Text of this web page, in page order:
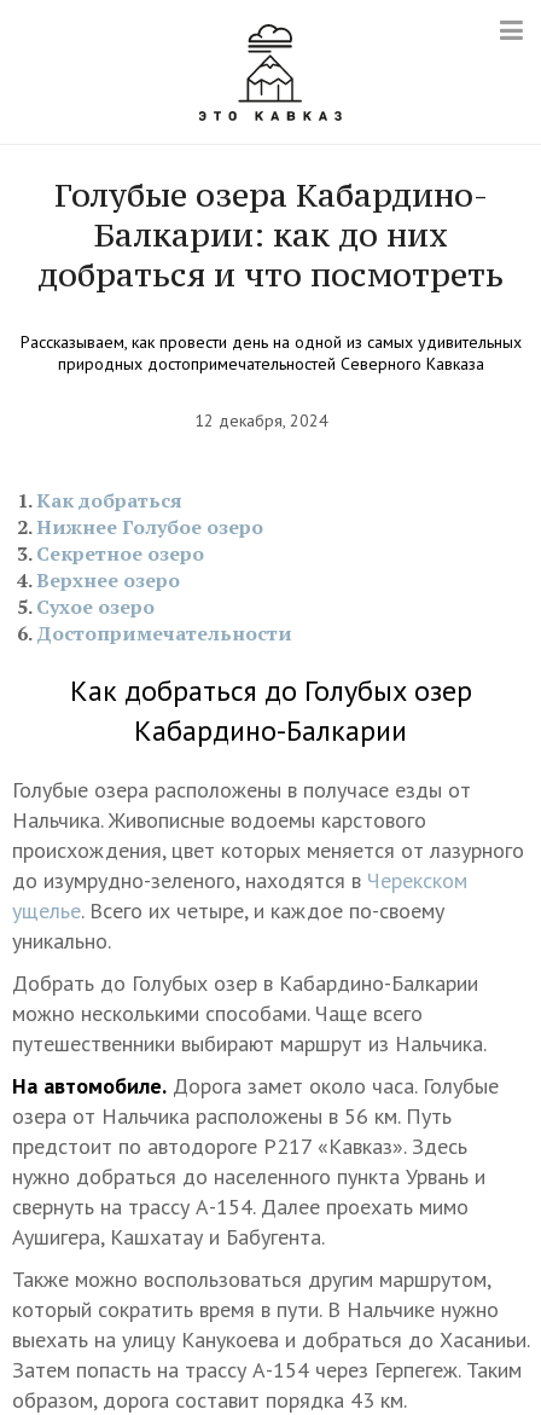
Голубые озера Кабардино-
Балкарии: как до них
добраться и что посмотреть
Рассказываем, как провести день на одной из самых удивительных
природных достопримечательностей Северного Кавказа
12 декабря, 2024
Как добраться
Нижнее Голубое озеро
Секретное озеро
Верхнее озеро
Сухое озеро
Достопримечательности
Как добраться до Голубых озер
Кабардино-Балкарии
Голубые озера расположены в получасе езды от
Нальчика. Живописные водоемы карстового
происхождения, цвет которых меняется от лазурного
до изумрудно-зеленого, находятся в Черекском
ущелье. Всего их четыре, и каждое по-своему
уникально.
Добрать до Голубых озер в Кабардино-Балкарии
можно несколькими способами. Чаще всего
путешественники выбирают маршрут из Нальчика.
На автомобиле. Дорога замет около часа. Голубые
озера от Нальчика расположены в 56 км. Путь
предстоит по автодороге Р217 «Кавказ». Здесь
нужно добраться до населенного пункта Урвань и
свернуть на трассу А-154. Далее проехать мимо
Аушигера, Кашхатау и Бабугента.
Также можно воспользоваться другим маршрутом,
который сократить время в пути. В Нальчике нужно
выехать на улицу Канукоева и добраться до Хасаниьи.
Затем попасть на трассу А-154 через Герпегеж. Таким
образом, дорога составит порядка 43 км.